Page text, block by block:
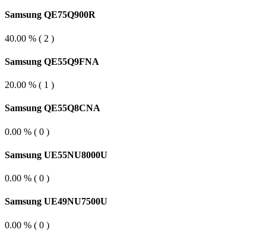
Samsung QE75Q900R
40.00 % ( 2 )
Samsung QE55Q9FNA
20.00 % ( 1 )
Samsung QE55Q8CNA
0.00 % ( 0 )
Samsung UE55NU8000U
0.00 % ( 0 )
Samsung UE49NU7500U
0.00 % ( 0 )